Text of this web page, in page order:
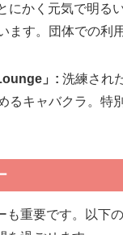
にかく元気で明る
ます。団体での利
」: 洗練され
るキャバクラ。特
も重要です。以下